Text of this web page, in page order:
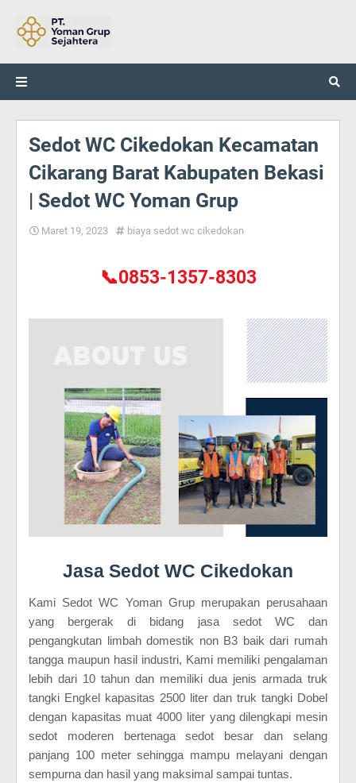
Sedot WC Cikedokan Kecamatan
Cikarang Barat Kabupaten Bekasi
| Sedot WC Yoman Grup
Maret 19, 2023 biaya sedot wc cikedokan
📞0853-1357-8303
Jasa Sedot WC Cikedokan
Kami Sedot WC Yoman Grup merupakan perusahaan
yang bergerak di bidang jasa sedot WC dan
pengangkutan limbah domestik non B3 baik dari rumah
tangga maupun hasil industri, Kami memiliki pengalaman
lebih dari 10 tahun dan memiliki dua jenis armada truk
tangki Engkel kapasitas 2500 liter dan truk tangki Dobel
dengan kapasitas muat 4000 liter yang dilengkapi mesin
sedot moderen bertenaga sedot besar dan selang
panjang 100 meter sehingga mampu melayani dengan
sempurna dan hasil yang maksimal sampai tuntas.